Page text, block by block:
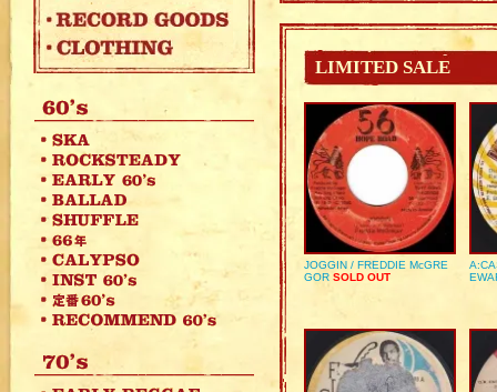
LIMITED SALE
JOGGIN / FREDDIE McGRE
GOR SOLD OUT